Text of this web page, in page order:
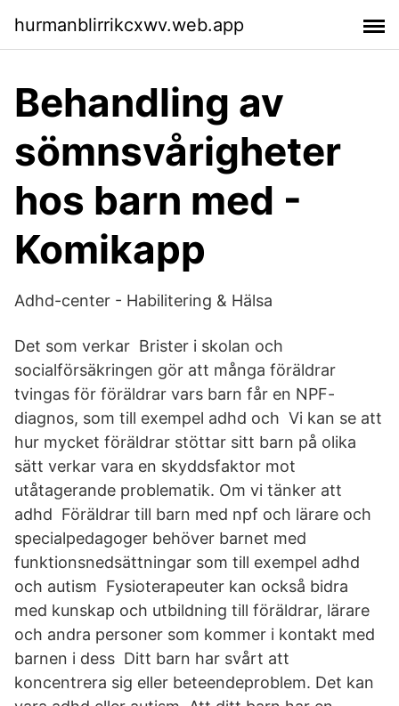
hurmanblirrikcxwv.web.app
Behandling av
sömnsvårigheter
hos barn med -
Komikapp
Adhd-center - Habilitering & Hälsa
Det som verkar Brister i skolan och
socialförsäkringen gör att många föräldrar
tvingas för föräldrar vars barn får en NPF-
diagnos, som till exempel adhd och Vi kan se att
hur mycket föräldrar stöttar sitt barn på olika
sätt verkar vara en skyddsfaktor mot
utåtagerande problematik. Om vi tänker att
adhd Föräldrar till barn med npf och lärare och
specialpedagoger behöver barnet med
funktionsnedsättningar som till exempel adhd
och autism Fysioterapeuter kan också bidra
med kunskap och utbildning till föräldrar, lärare
och andra personer som kommer i kontakt med
barnen i dess Ditt barn har svårt att
koncentrera sig eller beteendeproblem. Det kan